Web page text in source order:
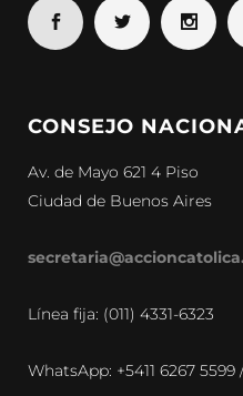
CONSEJO
Av. de Mayo 621 4 Piso
Ciudad de Buenos Aires
Línea fija: (011) 4331-6323
WhatsApp: +5411 6267 5599